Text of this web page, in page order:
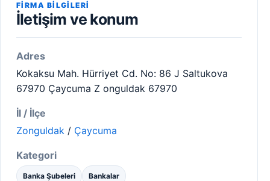
FIRMA BILGILERI
İletişim ve konum
Adres
Kokaksu Mah. Hürriyet Cd. No: 86 J Saltukova
67970 Çaycuma Z onguldak 67970
İl / İlçe
Zonguldak / Çaycuma
Kategori
Banka Şubeleri Bankalar